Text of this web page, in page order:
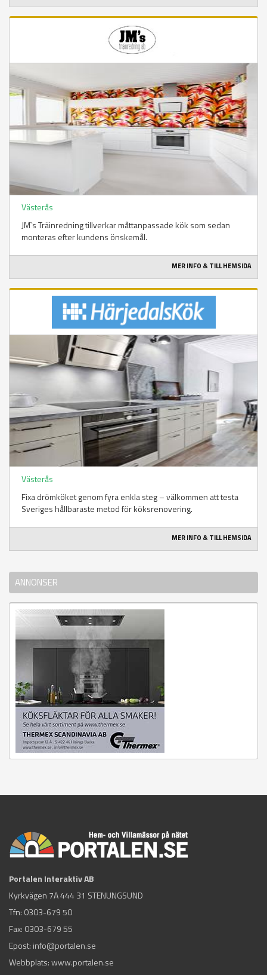
Västerås
JM`s Träinredning tillverkar måttanpassade kök som sedan
monteras efter kundens önskemål.
MER INFO & TILL HEMSIDA
Västerås
Fixa drömköket genom fyra enkla steg – välkommen att testa
Sveriges hållbaraste metod för köksrenovering.
MER INFO & TILL HEMSIDA
ANNONSER
Portalen Interaktiv AB
Kyrkvägen 7A 444 31 STENUNGSUND
Tfn: 0303-679 50
Fax: 0303-679 55
Epost: info@portalen.se
Webbplats: www.portalen.se